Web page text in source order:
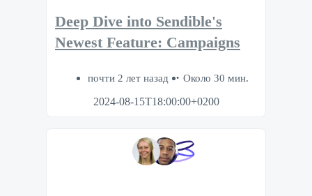
Deep Dive into Sendible's
Newest Feature: Campaigns
почти 2 лет назад
Около 30 мин.
2024-08-15T18:00:00+0200